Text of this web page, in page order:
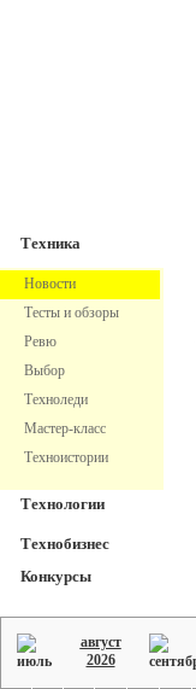
Техника
Новости
Тесты и обзоры
Ревю
Выбор
Техноледи
Мастер-класс
Техноистории
Технологии
Технобизнес
Конкурсы
август
2026